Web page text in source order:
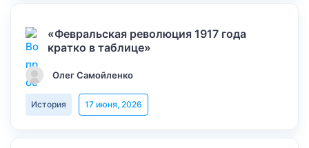
«Февральская революция 1917 года
кратко в таблице»
Олег Самойленко
История 17 июня, 2026